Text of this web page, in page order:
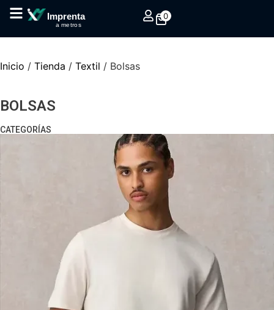
Imprenta
a metros
0
Inicio / Tienda / Textil / Bolsas
BOLSAS
CATEGORÍAS